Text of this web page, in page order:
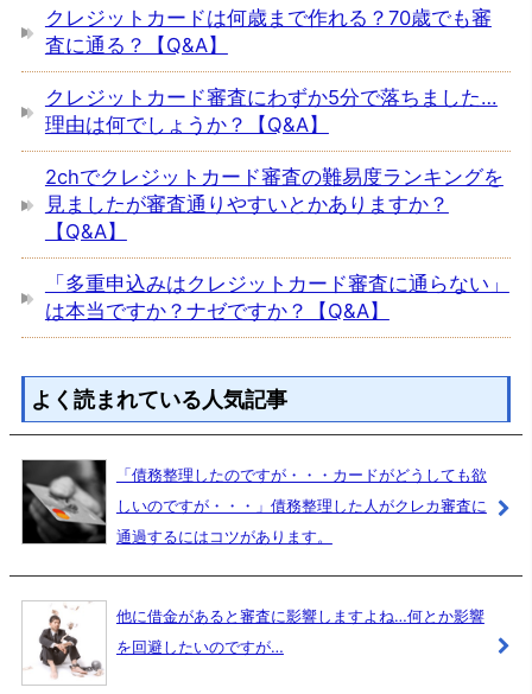
クレジットカードは何歳まで作れる？70歳でも審
査に通る？【Q&A】
クレジットカード審査にわずか5分で落ちました…
理由は何でしょうか？【Q&A】
2chでクレジットカード審査の難易度ランキングを
見ましたが審査通りやすいとかありますか？
【Q&A】
「多重申込みはクレジットカード審査に通らない」
は本当ですか？ナゼですか？【Q&A】
よく読まれている人気記事
「債務整理したのですが・・・カードがどうしても欲
しいのですが・・・」債務整理した人がクレカ審査に
通過するにはコツがあります。
他に借金があると審査に影響しますよね…何とか影響
を回避したいのですが…